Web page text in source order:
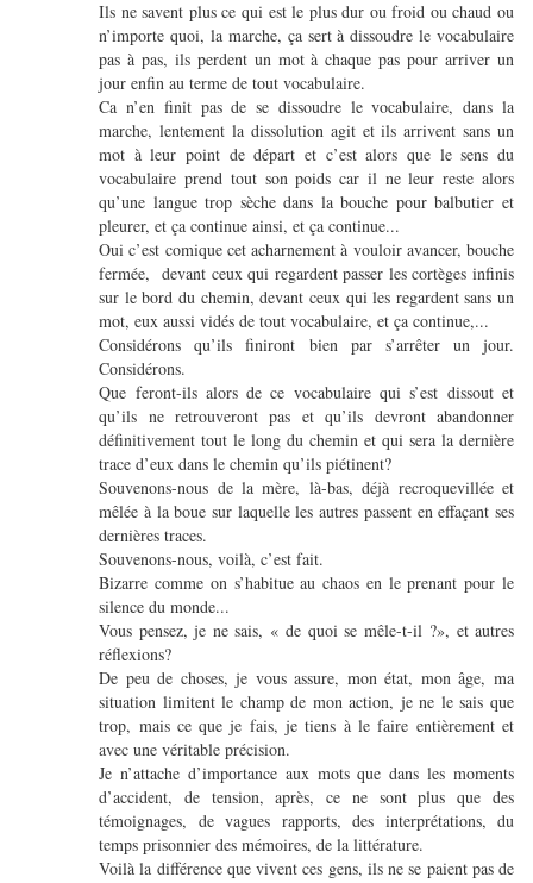
Ils ne savent plus ce qui est le plus dur ou froid ou chaud ou
n’importe quoi, la marche, ça sert à dissoudre le vocabulaire
pas à pas, ils perdent un mot à chaque pas pour arriver un
jour enfin au terme de tout vocabulaire.
Ca n’en finit pas de se dissoudre le vocabulaire, dans la
marche, lentement la dissolution agit et ils arrivent sans un
mot à leur point de départ et c’est alors que le sens du
vocabulaire prend tout son poids car il ne leur reste alors
qu’une langue trop sèche dans la bouche pour balbutier et
pleurer, et ça continue ainsi, et ça continue...
Oui c’est comique cet acharnement à vouloir avancer, bouche
fermée, devant ceux qui regardent passer les cortèges infinis
sur le bord du chemin, devant ceux qui les regardent sans un
mot, eux aussi vidés de tout vocabulaire, et ça continue,...
Considérons qu’ils finiront bien par s’arrêter un jour.
Considérons.
Que feront-ils alors de ce vocabulaire qui s’est dissout et
qu’ils ne retrouveront pas et qu’ils devront abandonner
définitivement tout le long du chemin et qui sera la dernière
trace d’eux dans le chemin qu’ils piétinent?
Souvenons-nous de la mère, là-bas, déjà recroquevillée et
mêlée à la boue sur laquelle les autres passent en effaçant ses
dernières traces.
Souvenons-nous, voilà, c’est fait.
Bizarre comme on s’habitue au chaos en le prenant pour le
silence du monde...
Vous pensez, je ne sais, « de quoi se mêle-t-il ?», et autres
réflexions?
De peu de choses, je vous assure, mon état, mon âge, ma
situation limitent le champ de mon action, je ne le sais que
trop, mais ce que je fais, je tiens à le faire entièrement et
avec une véritable précision.
Je n’attache d’importance aux mots que dans les moments
d’accident, de tension, après, ce ne sont plus que des
témoignages, de vagues rapports, des interprétations, du
temps prisonnier des mémoires, de la littérature.
Voilà la différence que vivent ces gens, ils ne se paient pas de